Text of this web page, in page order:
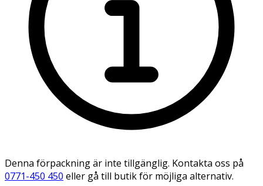
Denna förpackning är inte tillgänglig. Kontakta oss på
0771-450 450 eller gå till butik för möjliga alternativ.